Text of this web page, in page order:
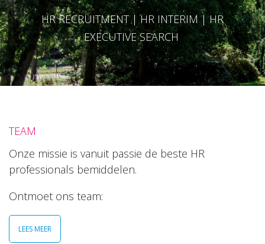
HR RECRUITMENT | HR INTERIM | HR
EXECUTIVE SEARCH
TEAM
Onze missie is vanuit passie de beste HR
professionals bemiddelen.
Ontmoet ons team:
LEES MEER